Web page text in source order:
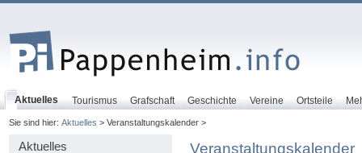
Aktuelles Tourismus Grafschaft Geschichte Vereine Ortsteile
Sie sind hier: Aktuelles > Veranstaltungskalender >
Aktuelles Veranstaltungskalender